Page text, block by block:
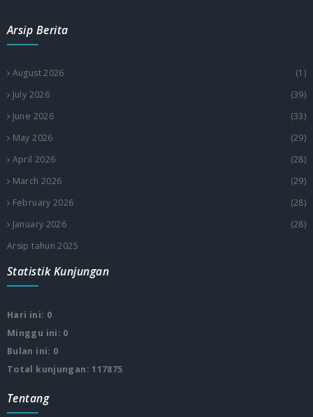
Arsip Berita
August 2026
(1)
July 2026
(39)
June 2026
(33)
May 2026
(29)
April 2026
(28)
March 2026
(29)
February 2026
(28)
January 2026
(28)
Arsip tahun 2025
Statistik Kunjungan
Hari ini: 0
Minggu ini: 0
Bulan ini: 0
Total kunjungan: 117875
Tentang